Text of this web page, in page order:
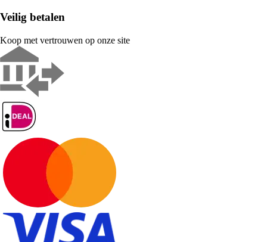
Veilig betalen
Koop met vertrouwen op onze site